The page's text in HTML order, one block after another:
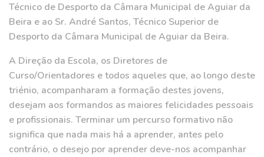
Técnico de Desporto da Câmara Municipal de Aguiar da
Beira e ao Sr. André Santos, Técnico Superior de
Desporto da Câmara Municipal de Aguiar da Beira.
A Direção da Escola, os Diretores de
Curso/Orientadores e todos aqueles que, ao longo deste
triénio, acompanharam a formação destes jovens,
desejam aos formandos as maiores felicidades pessoais
e profissionais. Terminar um percurso formativo não
significa que nada mais há a aprender, antes pelo
contrário, o desejo por aprender deve-nos acompanhar